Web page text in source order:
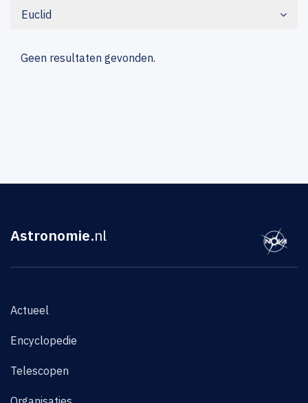
Euclid
Geen resultaten gevonden.
Astronomie.nl
Actueel
Encyclopedie
Telescopen